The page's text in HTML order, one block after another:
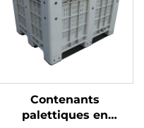
Contenants
palettiques en